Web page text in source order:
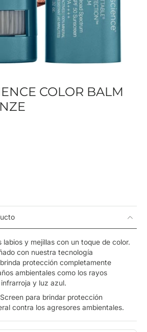
COLOR BALM
labios y mejillas con un toque de color.
con nuestra tecnología
protección completamente
ambientales como los rayos
y luz azul.
para brindar protección
contra los agresores ambientales.